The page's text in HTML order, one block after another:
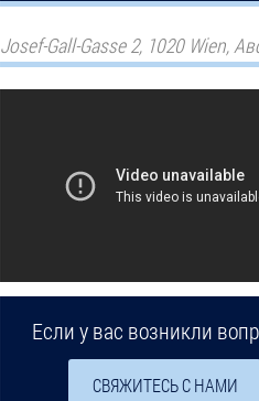
Josef-Gall-Gasse 2, 1020 Wien,
Если у вас возникли
СВЯЖИТЕСЬ С НАМИ